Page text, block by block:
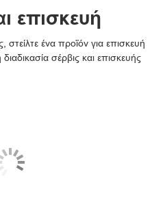
επισκευή
στείλτε ένα προϊόν για επισκευή
σέρβις και επισκευής